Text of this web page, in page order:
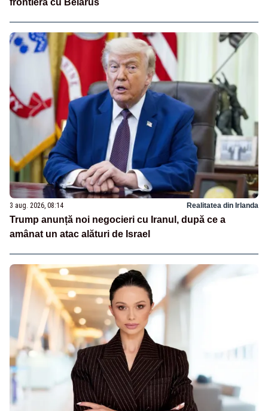
frontieră cu Belarus
3 aug. 2026, 08:14 Realitatea din Irlanda
Trump anunță noi negocieri cu Iranul, după ce a
amânat un atac alături de Israel